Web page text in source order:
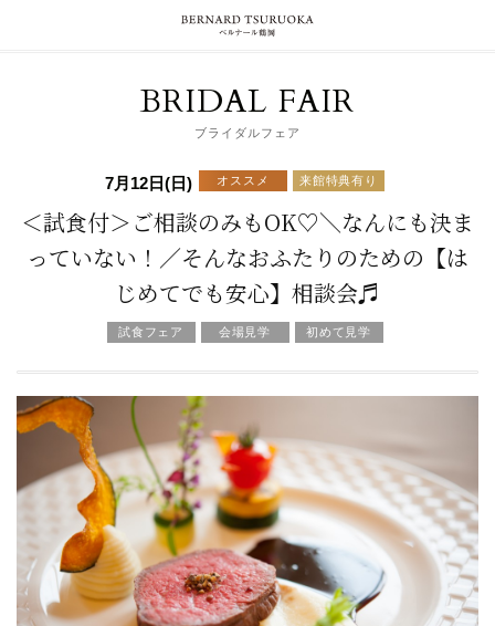
BRIDAL FAIR
ブライダルフェア
7月12日(日) オススメ 来館特典有り
＜試食付＞ご相談のみもOK♡＼なんにも決ま
っていない！／そんなおふたりのための【は
じめてでも安心】相談会♬
試食フェア 会場見学 初めて見学